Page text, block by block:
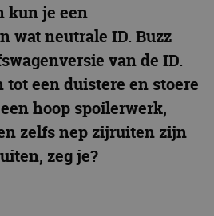
kun je een
wat neutrale ID. Buzz
van de ID.
tot een duistere en stoere
hoop spoilerwerk,
zelfs nep zijruiten zijn
zeg je?